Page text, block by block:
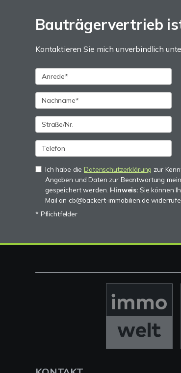
Bauträgervertrieb
Kontaktieren Sie mich unverbindlich
Ich habe die Datenschutzerklärung zur
Angaben und Daten zur Beantwortung
gespeichert werden. Hinweis:Sie können
Mail an cb@backert-immobilien.de
* Pflichtfelder